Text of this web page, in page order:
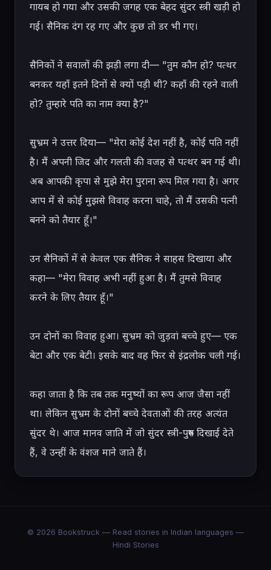
गायब हो गया और उसकी जगह एक बेहद सुंदर स्त्री खड़ी हो
गई। सैनिक दंग रह गए और कुछ तो डर भी गए।
सैनिकों ने सवालों की झड़ी लगा दी— "तुम कौन हो? पत्थर
बनकर यहाँ इतने दिनों से क्यों पड़ी थी? कहाँ की रहने वाली
हो? तुम्हारे पति का नाम क्या है?"
सुभ्रम ने उत्तर दिया— "मेरा कोई देश नहीं है, कोई पति नहीं
है। मैं अपनी जिद और गलती की वजह से पत्थर बन गई थी।
अब आपकी कृपा से मुझे मेरा पुराना रूप मिल गया है। अगर
आप में से कोई मुझसे विवाह करना चाहे, तो मैं उसकी पत्नी
बनने को तैयार हूँ।"
उन सैनिकों में से केवल एक सैनिक ने साहस दिखाया और
कहा— "मेरा विवाह अभी नहीं हुआ है। मैं तुमसे विवाह
करने के लिए तैयार हूँ।"
उन दोनों का विवाह हुआ। सुभ्रम को जुड़वां बच्चे हुए— एक
बेटा और एक बेटी। इसके बाद वह फिर से इंद्रलोक चली गई।
कहा जाता है कि तब तक मनुष्यों का रूप आज जैसा नहीं
था। लेकिन सुभ्रम के दोनों बच्चे देवताओं की तरह अत्यंत
सुंदर थे। आज मानव जाति में जो सुंदर स्त्री-पुरुष दिखाई देते
हैं, वे उन्हीं के वंशज माने जाते हैं।
© 2026 Bookstruck — Read stories in Indian languages —
Hindi Stories